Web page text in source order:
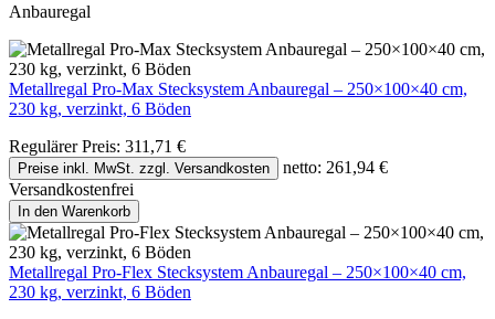
Anbauregal
Metallregal Pro-Max Stecksystem Anbauregal – 250×100×40 cm,
230 kg, verzinkt, 6 Böden
Regulärer Preis: 311,71 €
Preise inkl. MwSt. zzgl. Versandkosten
netto: 261,94 €
Versandkostenfrei
In den Warenkorb
Metallregal Pro-Flex Stecksystem Anbauregal – 250×100×40 cm,
230 kg, verzinkt, 6 Böden